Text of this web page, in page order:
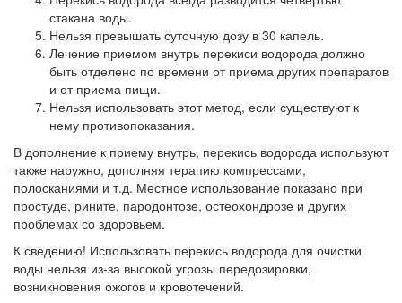
стакана воды.
Нельзя превышать суточную дозу в 30 капель.
Лечение приемом внутрь перекиси водорода должно
быть отделено по времени от приема других препаратов
и от приема пищи.
Нельзя использовать этот метод, если существуют к
нему противопоказания.
В дополнение к приему внутрь, перекись водорода используют
также наружно, дополняя терапию компрессами,
полосканиями и т.д. Местное использование показано при
простуде, рините, пародонтозе, остеохондрозе и других
проблемах со здоровьем.
К сведению! Использовать перекись водорода для очистки
воды нельзя из-за высокой угрозы передозировки,
возникновения ожогов и кровотечений.